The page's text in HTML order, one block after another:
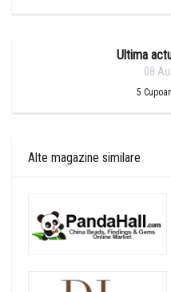
Ultima
08
5
Alte magazine similare